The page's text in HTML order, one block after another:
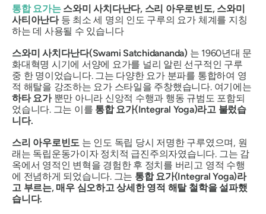
통합 요가는 스와미 사치다난다, 스리 아우로빈도, 스와미
사티아난다등 최소 세 명의 인도 구루의 요가 체계를 지칭
하는 데 사용될 수 있습니다
스와미 사치다난다(Swami Satchidananda) 는 1960년대 문
화대혁명 시기에 서양에 요가를 널리 알린 선구적인 구루
중 한 명이었습니다. 그는 다양한 요가 분파를 통합하여 영
적 해탈을 강조하는 요가 스타일을 주창했습니다. 여기에는
하타 요가뿐만 아니라 신앙적 수행과 행동 규범도 포함되
었습니다. 그는 이를 통합 요가(Integral Yoga)라고 불렀습
니다.
스리 아우로빈도 는 인도 독립 당시 저명한 구루였으며, 원
래는 독립운동가이자 정치적 급진주의자였습니다. 그는 감
옥에서 영적인 변혁을 경험한 후 정치를 버리고 영적 수행
에 전념하게 되었습니다. 그는 통합 요가(Integral Yoga)라
고 부르는, 매우 심오하고 상세한 영적 해탈 철학을 설파했
습니다.